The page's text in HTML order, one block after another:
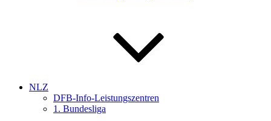
NLZ
DFB-Info-Leistungszentren
1. Bundesliga